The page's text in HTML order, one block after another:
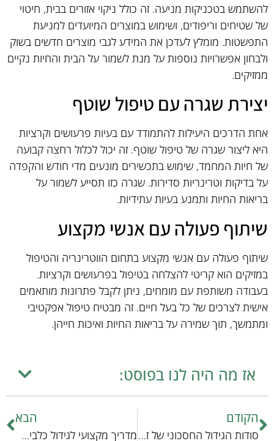
להשתמש בטכניקות מניעה. זה כולל ניקוי אזורים בבית, חיטוי
של שטיחים וריפודים, ושימוש במוצרים המיועדים למניעת
התפשטות. מומלץ לעדכן את המידע לגבי מוצרים חדשים בשוק
ולבחון אפשרויות נוספות על מנת לשמור על הבית והחיות נקיים
ממזיקים.
יצירת שגרה עם טיפול שוטף
אחת הדרכים היעילות להתמודד עם בעיות פרעושים וקרציות
היא ליצור שגרה של טיפול שוטף. זה יכול לכלול רחצה קבועה
של חיות המחמד, שימוש בתכשירים מונעים מדי חודש והקפדה
על בדיקות וטרינריות סדירות. שגרה כזו תסייע לשמור על
בריאות החיות ותמנע בעיות עתידיות.
שיתוף פעולה עם אנשי מקצוע
שיתוף פעולה עם אנשי מקצוע בתחום הווטרינריה והטיפול
במזיקים הוא קריטי להצלחה בטיפול בפרעושים וקרציות.
בעבודה משותפת עם מומחים, ניתן לקבל פתרונות מותאמים
אישית לצרכים של כל בעל חיים. זה מבטיח טיפול אפקטיבי
ומתמשך, תוך שמירה על בריאות החיות ואיכות חייהן.
אז מה היה לנו בפוסט:
הקודם
סודות הגידול החסכוני של זוחלים קטנים: מדריך מקצועי
הבא
מדריך מקצועי לגידול כלבים: טיפים והתנהגויות חיוניות